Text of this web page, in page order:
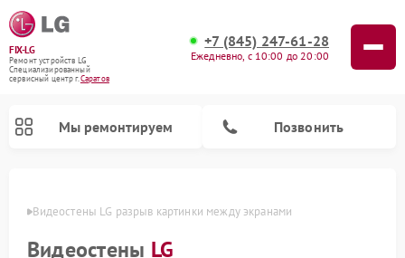
FIX-LG
Ремонт устройств LG
Специализированный
cервисный центр г.Саратов
+7 (845) 247-61-28
Ежедневно, с 10:00 до 20:00
Мы ремонтируем Позвонить
Видеостены LG разрыв картинки между экранами
Видеостены LG